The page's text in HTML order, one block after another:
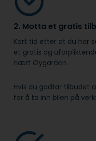
2. Motta et gratis
Kort tid etter at du har
et gratis og
nært Øygarden.
Hvis du godtar tilbudet
for å ta inn bilen på